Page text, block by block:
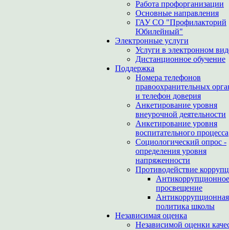
Работа профорганизации
Основные направления
ГАУ СО "Профилакторий
Юбилейный"
Электронные услуги
Услуги в электронном
Дистанционное обучение
Поддержка
Номера телефонов
правоохранительных
и телефон доверия
Анкетирование уровня
внеурочной деятельности
Анкетирование уровня
воспитательного процесса
Социологический опрос -
определения уровня
напряженности
Противодействие
Антикоррупционное
просвещение
Антикоррупционная
политика школы
Независимая оценка
Независимой оценки